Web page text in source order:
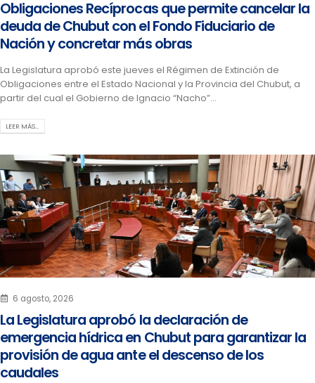
Obligaciones Recíprocas que permite cancelar la
deuda de Chubut con el Fondo Fiduciario de
Nación y concretar más obras
La Legislatura aprobó este jueves el Régimen de Extinción de
Obligaciones entre el Estado Nacional y la Provincia del Chubut, a
partir del cual el Gobierno de Ignacio “Nacho”...
LEER MÁS…
6 agosto, 2026
La Legislatura aprobó la declaración de
emergencia hídrica en Chubut para garantizar la
provisión de agua ante el descenso de los
caudales